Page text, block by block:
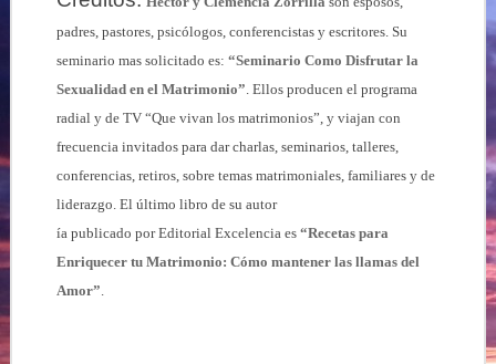
padres, pastores, psicólogos, conferencistas y escritores. Su
seminario mas solicitado es: “Seminario Como Disfrutar la
Sexualidad en el Matrimonio”. Ellos producen el programa
radial y de TV “Que vivan los matrimonios”, y viajan con
frecuencia invitados para dar charlas, seminarios, talleres,
conferencias, retiros, sobre temas matrimoniales, familiares y de
liderazgo. El último libro de su autor
ía publicado por Editorial Excelencia es “Recetas para
Enriquecer tu Matrimonio: Cómo mantener las llamas del
Amor”.